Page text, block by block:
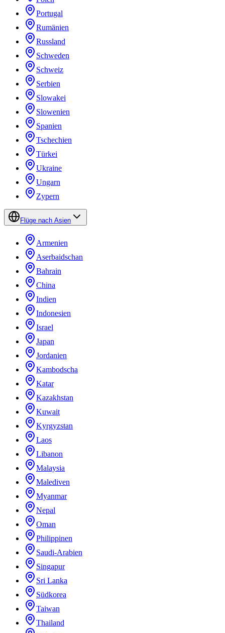
Portugal
Rumänien
Russland
Schweden
Schweiz
Serbien
Slowakei
Slowenien
Spanien
Tschechien
Türkei
Ukraine
Ungarn
Zypern
Flüge nach Asien
Armenien
Aserbaidschan
Bahrain
China
Indien
Indonesien
Israel
Japan
Jordanien
Kambodscha
Katar
Kazakhstan
Kuwait
Kyrgyzstan
Laos
Libanon
Malaysia
Malediven
Myanmar
Nepal
Oman
Philippinen
Saudi-Arabien
Singapur
Sri Lanka
Südkorea
Taiwan
Thailand